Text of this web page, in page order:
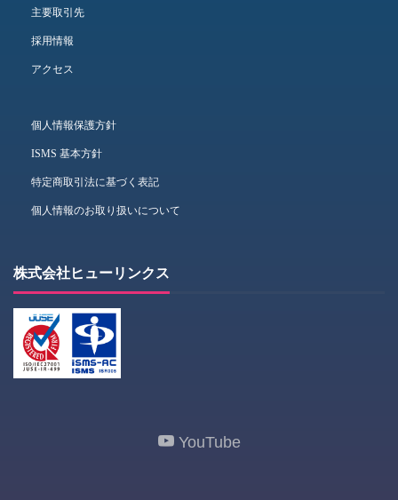
主要取引先
採用情報
アクセス
個人情報保護方針
ISMS 基本方針
特定商取引法に基づく表記
個人情報のお取り扱いについて
株式会社ヒューリンクス
YouTube